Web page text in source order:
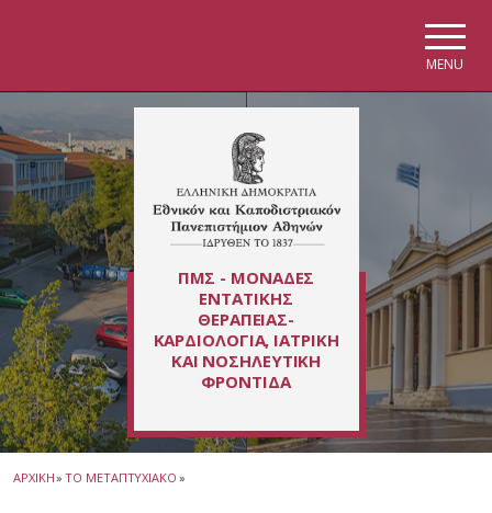
MENU
ΠΜΣ - ΜΟΝΑΔΕΣ
ΕΝΤΑΤΙΚΗΣ
ΘΕΡΑΠΕΙΑΣ-
ΚΑΡΔΙΟΛΟΓΙΑ, ΙΑΤΡΙΚΗ
ΚΑΙ ΝΟΣΗΛΕΥΤΙΚΗ
ΦΡΟΝΤΙΔΑ
ΑΡΧΙΚΗ» ΤΟ ΜΕΤΑΠΤΥΧΙΑΚΟ »